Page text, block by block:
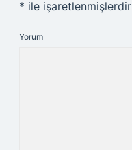
* ile işaretlenmişlerdir
Yorum